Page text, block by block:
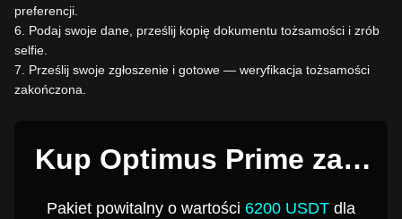
preferencji.
6
Podaj swoje dane, prześlij kopię dokumentu tożsamości i zrób
selfie.
7
Prześlij swoje zgłoszenie i gotowe — weryfikacja tożsamości
zakończona.
Kup Optimus Prime za 1
USD
Pakiet powitalny o wartości 6200 USDT dla